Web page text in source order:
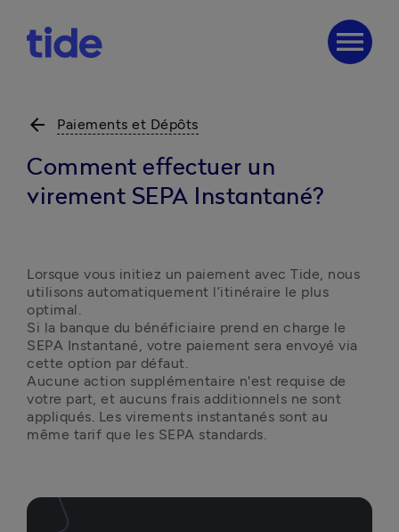
menu
arrow_back Paiements et Dépôts
Comment effectuer un
virement SEPA Instantané?
Lorsque vous initiez un paiement avec Tide, nous
utilisons automatiquement l’itinéraire le plus
optimal.
Si la banque du bénéficiaire prend en charge le
SEPA Instantané, votre paiement sera envoyé via
cette option par défaut.
Aucune action supplémentaire n'est requise de
votre part, et aucuns frais additionnels ne sont
appliqués. Les virements instantanés sont au
même tarif que les SEPA standards.